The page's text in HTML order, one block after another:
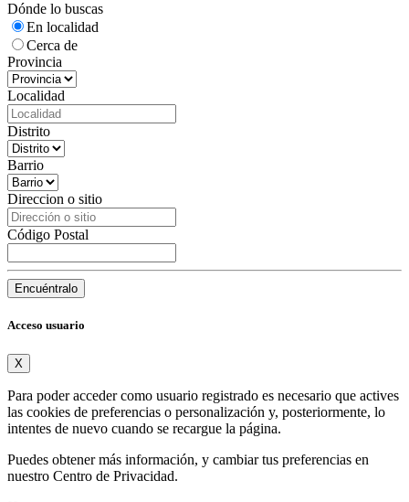
Dónde lo buscas
En localidad
Cerca de
Provincia
Localidad
Distrito
Barrio
Direccion o sitio
Código Postal
Encuéntralo
Acceso usuario
X
Para poder acceder como usuario registrado es necesario que actives
las cookies de preferencias o personalización y, posteriormente, lo
intentes de nuevo cuando se recargue la página.
Puedes obtener más información, y cambiar tus preferencias en
nuestro Centro de Privacidad.